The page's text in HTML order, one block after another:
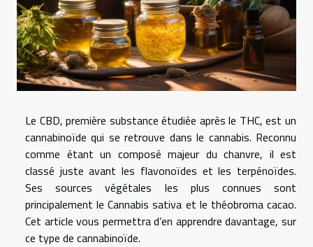
Le CBD, première substance étudiée après le THC, est un
cannabinoïde qui se retrouve dans le cannabis. Reconnu
comme étant un composé majeur du chanvre, il est
classé juste avant les flavonoïdes et les terpénoïdes.
Ses sources végétales les plus connues sont
principalement le Cannabis sativa et le théobroma cacao.
Cet article vous permettra d’en apprendre davantage, sur
ce type de cannabinoïde.